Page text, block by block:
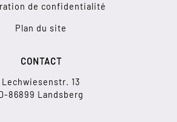
de confidentialité
Plan du site
CONTACT
Lechwiesenstr. 13
86899 Landsberg